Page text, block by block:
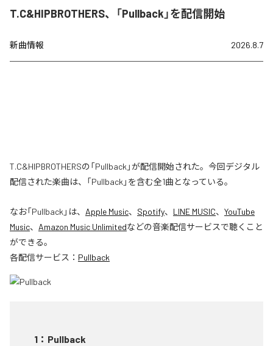
T.C&HIPBROTHERS、「Pullback」を配信開始
新曲情報 2026.8.7
T.C&HIPBROTHERSの「Pullback」が配信開始された。今回デジタル
配信された楽曲は、「Pullback」を含む全1曲となっている。
なお「Pullback 」は、 Apple Music、 Spotify、 LINE MUSIC、 YouTube
Music、 Amazon Music Unlimitedなどの音楽配信サービスで聴くこと
ができる。
各配信サービス： Pullback
1 ： Pullback